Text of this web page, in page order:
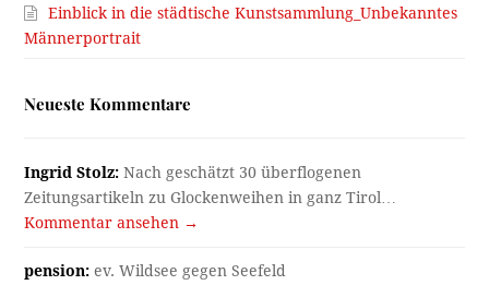
Einblick in die städtische Kunstsammlung_Unbekanntes
Männerportrait
Neueste Kommentare
Ingrid Stolz: Nach geschätzt 30 überflogenen
Zeitungsartikeln zu Glockenweihen in ganz Tirol…
Kommentar ansehen →
pension: ev. Wildsee gegen Seefeld